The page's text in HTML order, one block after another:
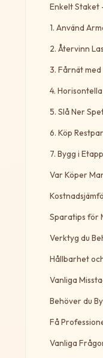
Enkelt Staket
1. Använd
2. Återvinn
3. Fårnät
4.
5. Slå Ner
6. Köp
7. Bygg i
Var Köper
Sparatips för
Verktyg du
Hållbarhet
Vanliga
Behöver du
Få
Vanliga